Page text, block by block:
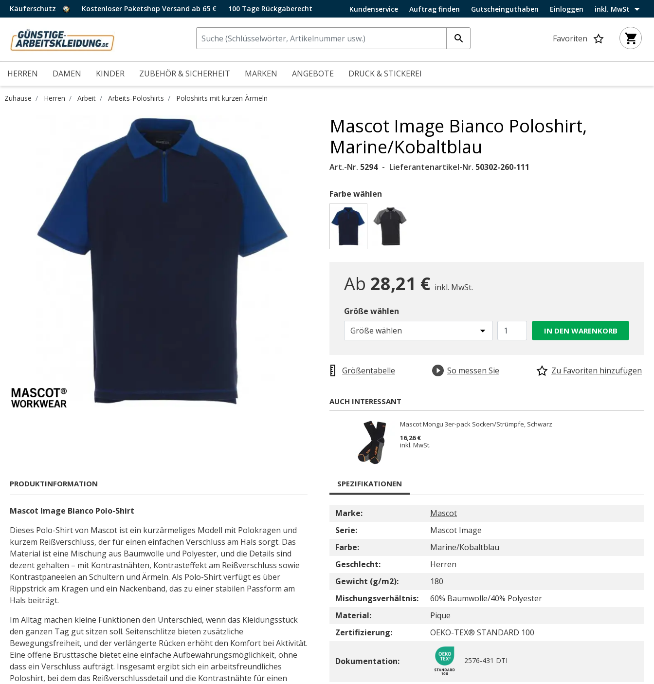
Käuferschutz Kostenloser Paketshop Versand ab 65 € 100 Tage Rückgaberecht Kundenservice Auftrag finden Gutscheinguthaben Einloggen inkl. MwSt
Favoriten
HERREN DAMEN KINDER ZUBEHÖR & SICHERHEIT MARKEN ANGEBOTE DRUCK & STICKEREI
Zuhause Herren Arbeit Arbeits-Poloshirts Poloshirts mit kurzen Ärmeln
Mascot Image Bianco Poloshirt,
Marine/Kobaltblau
Art.-Nr. 5294 Lieferantenartikel-Nr. 50302-260-111
Farbe wählen
Ab 28,21 € inkl. MwSt.
Größe wählen
Größe wählen
IN DEN WARENKORB
Größentabelle So messen Sie Zu Favoriten hinzufügen
AUCH INTERESSANT
Mascot Mongu 3er-pack Socken/Strümpfe, Schwarz
16,26 €
inkl. MwSt.
PRODUKTINFORMATION
Mascot Image Bianco Polo-Shirt
Dieses Polo-Shirt von Mascot ist ein kurzärmeliges Modell mit Polokragen und
kurzem Reißverschluss, der für einen einfachen Verschluss am Hals sorgt. Das
Material ist eine Mischung aus Baumwolle und Polyester, und die Details sind
dezent gehalten – mit Kontrastnähten, Kontrasteffekt am Reißverschluss sowie
Kontrastpaneelen an Schultern und Ärmeln. Als Polo-Shirt verfügt es über
Rippstrick am Kragen und ein Nackenband, das zu einer stabilen Passform am
Hals beiträgt.
Im Alltag machen kleine Funktionen den Unterschied, wenn das Kleidungsstück
den ganzen Tag gut sitzen soll. Seitenschlitze bieten zusätzliche
Bewegungsfreiheit, und der verlängerte Rücken erhöht den Komfort bei Aktivität.
Eine offene Brusttasche bietet eine einfache Aufbewahrungsmöglichkeit, ohne
dass ein Verschluss aufträgt. Insgesamt ergibt sich ein arbeitsfreundliches
Poloshirt, bei dem das Reißverschlussdetail und die Kontrastnähte für einen
SPEZIFIKATIONEN
Marke:
Mascot
Serie:
Mascot Image
Farbe:
Marine/Kobaltblau
Geschlecht:
Herren
Gewicht (g/m2):
180
Mischungsverhältnis:
60% Baumwolle/40% Polyester
Material:
Pique
Zertifizierung:
OEKO-TEX® STANDARD 100
Dokumentation: 2576-431 DTI